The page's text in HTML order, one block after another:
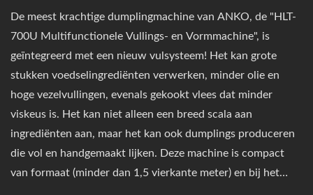
De meest krachtige dumplingmachine van ANKO, de "HLT-
700U Multifunctionele Vullings- en Vormmachine", is
geïntegreerd met een nieuw vulsysteem! Het kan grote
stukken voedselingrediënten verwerken, minder olie en
hoge vezelvullingen, evenals gekookt vlees dat minder
viskeus is. Het kan niet alleen een breed scala aan
ingrediënten aan, maar het kan ook dumplings produceren
die vol en handgemaakt lijken. Deze machine is compact
van formaat (minder dan 1,5 vierkante meter) en bij het